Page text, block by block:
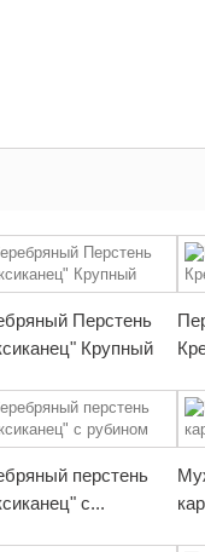
Перстень
Крупный
перстень
с...